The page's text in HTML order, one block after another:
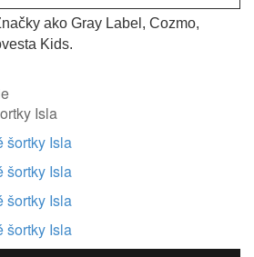
ako Gray Label, Cozmo,
Kids.
Isla